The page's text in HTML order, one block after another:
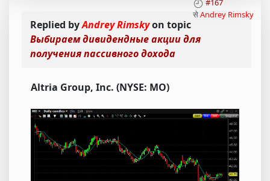
#167
सेAndrey Rimsky
Replied byAndrey Rimskyon topic
Выбираем дивидендные акции для
получения пассивного дохода
Altria Group, Inc. (NYSE: MO)